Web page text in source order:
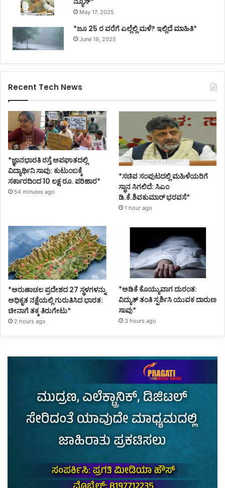
May 17, 2025
*ಜೂ 25 ರ ವರೆಗೆ ಎಲ್ಲೆಲ್ಲಿ ಮಳೆ? ಇಲ್ಲಿದೆ ಮಾಹಿತಿ*
June 19, 2025
Recent Tech News
*ಜ್ಞಾನಭಾರತಿ ರಸ್ತೆ ಅಪಘಾತದಲ್ಲಿ
ವಿದ್ಯಾರ್ಥಿನಿ ಸಾವು: ಕುಟುಂಬಕ್ಕೆ
ಸರ್ಕಾರದಿಂದ 10 ಲಕ್ಷ ರೂ. ಪರಿಹಾರ*
54 minutes ago
*ಸಚಿವ ಸಂಪುಟದಲ್ಲಿ ಮಹಿಳೆಯರಿಗೆ
ಸ್ಥಾನ ಸಿಗಲಿದೆ: ಸಿಎಂ
ಡಿ.ಕೆ.ಶಿವಕುಮಾರ್ ಭರವಸೆ*
1 hour ago
*ಅರುಣಾಚಲ ಪ್ರದೇಶದ 27 ಸ್ಥಳಗಳನ್ನು
ಅಧಿಕೃತ ನಕ್ಷೆಯಲ್ಲಿ ಗುರುತಿಸಿದ ಭಾರತ:
ಚೀನಾಗೆ ತಕ್ಕ ತಿರುಗೇಟು*
2 hours ago
*ಅಡಿಕೆ ಕೊಯ್ಯುವಾಗ ದುರಂತ:
ವಿದ್ಯುತ್ ತಂತಿ ಸ್ಪರ್ಶಿಸಿ ಯುವಕ ದಾರುಣ
ಸಾವು*
3 hours ago